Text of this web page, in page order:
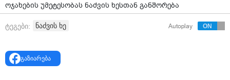
ოჯახების უმეტესობას ნაძვის ხესთან განშორება
ძველით ახალი წლის შემდეგ ურჩევნია. მაინც როდის
უნდა ავიღოთ ნაძვის ხე - ნათლისღებამდე, ანუ 19
პასუხი არ არსებობს. უბრალოდ, არსებობს ტრადიცია,
რომ ნათლისღებას სახლი საშობაო და საახალწლო
ტეგები: ნაძვის ხე Autoplay
გაზიარება